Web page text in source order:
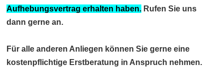
Aufhebungsvertrag erhalten haben. Rufen Sie uns
dann gerne an.
Für alle anderen Anliegen können Sie gerne eine
kostenpflichtige Erstberatung in Anspruch nehmen.